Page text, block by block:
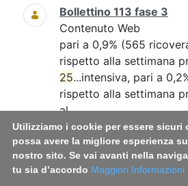
Bollettino 113 fase 3
Contenuto Web
pari a 0,9% (565
rispetto alla settimana
25...intensiva, pari a
rispetto alla settimana
al...
WORLD NO-TOBACCO
GIORNATA MONDIALE
2026
Utilizziamo i cookie per essere sicuri
possa avere la migliore esperienza
nostro sito. Se vai avanti nella
tu sia d’accordo Maggiori Informazioni